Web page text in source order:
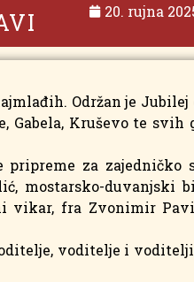
20. rujna
Održan je
Gabela, Kruševo te
za zajedničko
mostarsko-duvanjski
vikar, fra Zvonimir
voditelje i